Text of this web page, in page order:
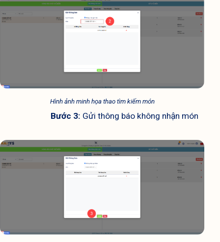
Hình ảnh minh họa thao tìm kiếm món
Bước 3: Gửi thông báo không nhận món